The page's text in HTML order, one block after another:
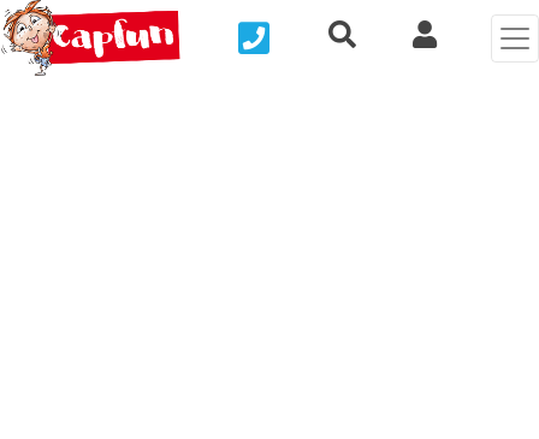
Nous contacterRecherche rapide
Mi